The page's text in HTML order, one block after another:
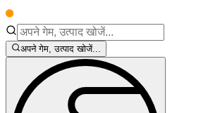
अपने गेम, उत्पाद खोजें...